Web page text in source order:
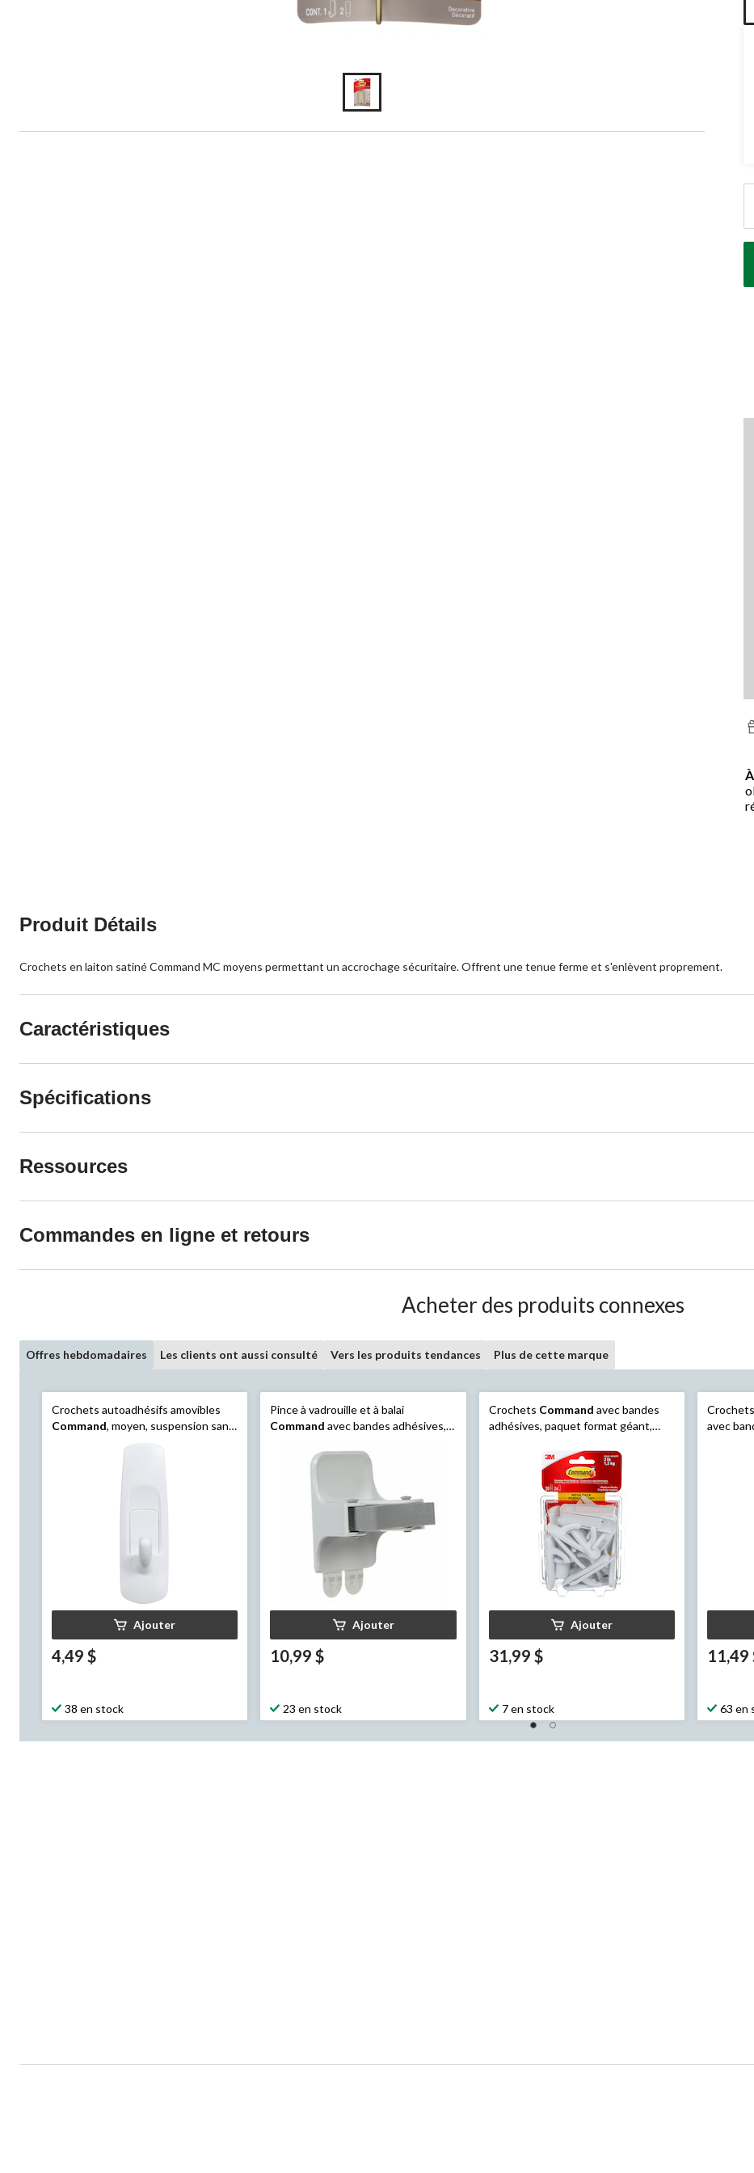
Produit Détails
Crochets en laiton satiné Command MC moyens permettant un accrochage sécuritaire. Offrent une tenue ferme et s'enlèvent proprement.
Caractéristiques
Spécifications
Ressources
Commandes en ligne et retours
Acheter des produits connexes
Offres hebdomadaires Les clients ont aussi consulté Vers les produits tendances Plus de cette marque
Crochets autoadhésifs amovibles
Command, moyen, suspension sans
Ajouter
4,49 $
38 en stock
Pince à vadrouille et à balai
Command avec bandes adhésives,
Ajouter
10,99 $
23 en stock
Crochets Command avec bandes
adhésives, paquet format géant,
Ajouter
31,99 $
7 en stock
avec
11,49
63 en